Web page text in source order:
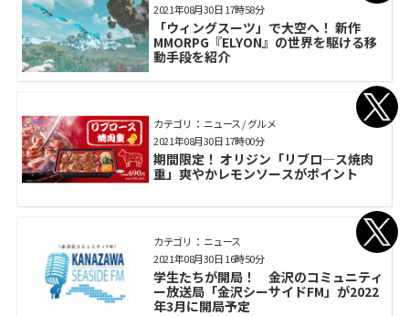
「ウィングスーツ」で大空へ！ 新作
MMORPG『ELYON』の世界を駆ける移
動手段を紹介
2021年08月30日 17時58分
カテゴリ： ニュース / グルメ
期間限定！ オリジン「リブロ―ス焼肉
重」爽やかレモンソースがポイント
2021年08月30日 17時00分
カテゴリ： ニュース
学生たちが開局！ 金沢のコミュニティ
ー放送局「金沢シーサイドFM」が2022
年3月に開局予定
2021年08月30日 16時50分